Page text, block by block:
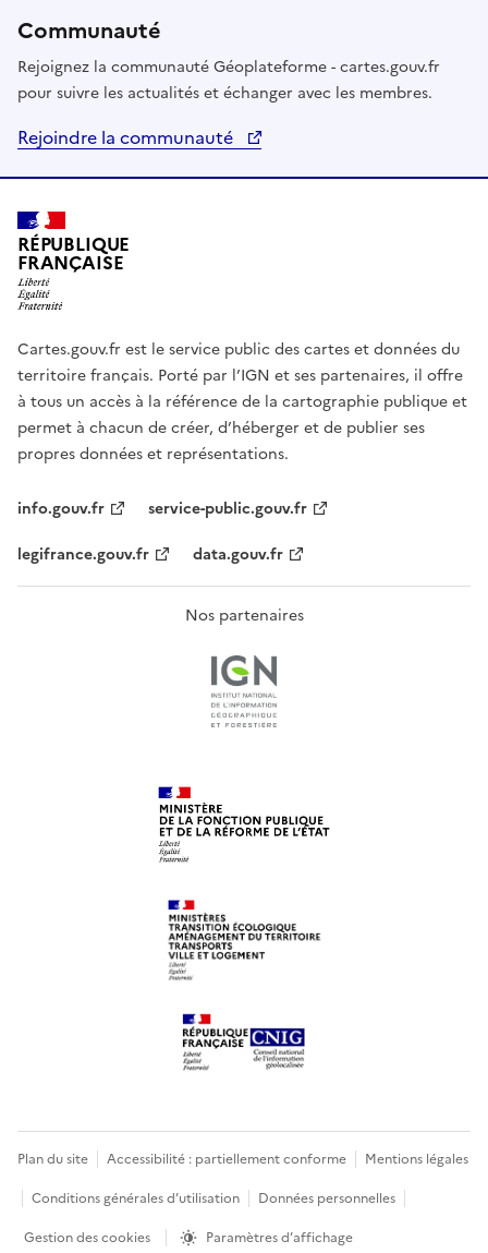
Communauté
Rejoignez la communauté Géoplateforme - cartes.gouv.fr
pour suivre les actualités et échanger avec les membres.
Rejoindre la communauté
RÉPUBLIQUE
FRANÇAISE
Cartes.gouv.fr est le service public des cartes et données du
territoire français. Porté par l’IGN et ses partenaires, il offre
à tous un accès à la référence de la cartographie publique et
permet à chacun de créer, d’héberger et de publier ses
propres données et représentations.
info.gouv.fr
service-public.gouv.fr
legifrance.gouv.fr
data.gouv.fr
Nos partenaires
Plan du site Accessibilité : partiellement conforme
Mentions légales
Conditions générales d’utilisation
Données personnelles
Gestion des cookies
Paramètres d’affichage